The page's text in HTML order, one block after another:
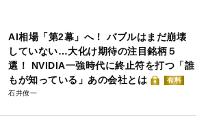
AI相場「第2幕」へ！ バブルはまだ崩壊
していない…大化け期待の注目銘柄５
選！ NVIDIA一強時代に終止符を打つ「誰
もが知っている」あの会社とは
有料
石井僚一